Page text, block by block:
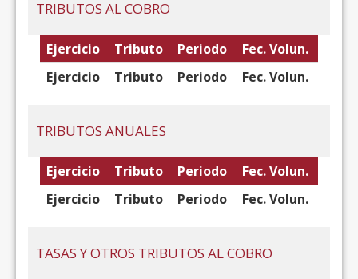
TRIBUTOS AL COBRO
Ejercicio Tributo Periodo
Fec. Volun.
Ejercicio
Tributo Periodo Fec. Volun.
TRIBUTOS ANUALES
Ejercicio Tributo Periodo
Fec. Volun.
Ejercicio
Tributo Periodo Fec. Volun.
TASAS Y OTROS TRIBUTOS AL COBRO